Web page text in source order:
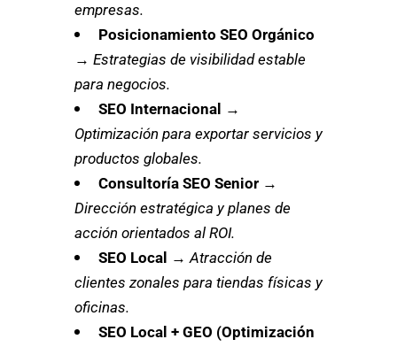
empresas.
Posicionamiento SEO Orgánico
→ Estrategias de visibilidad estable
para negocios.
SEO Internacional →
Optimización para exportar servicios y
productos globales.
Consultoría SEO Senior →
Dirección estratégica y planes de
acción orientados al ROI.
SEO Local →Atracción de
clientes zonales para tiendas físicas y
oficinas.
SEO Local + GEO (Optimización